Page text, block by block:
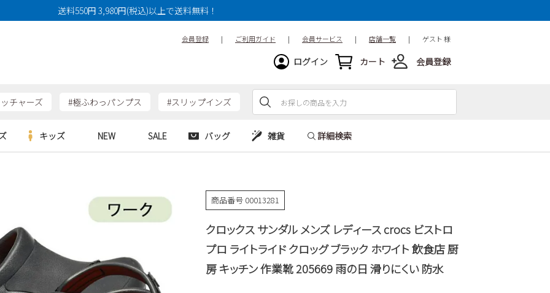
送料550円 3,980円(税込)以上で送料無料！
会員登録 | ご利用ガイド | 会員サービス | 店舗一覧 | ゲスト 様
ログイン カート 会員登録
チャーズ #極ふわっパンプス #スリップインズ
SKECHERS
moz
ブーツ
ウェア
SKECHERS
GAP
キッズ NEW SALE バッグ 雑貨 詳細検索
商品番号 00013281
クロックス サンダル メンズ レディース crocs ビストロ
プロ ライトライド クロッグ ブラック ホワイト 飲食店 厨
房 キッチン 作業靴 205669 雨の日 滑りにくい 防水